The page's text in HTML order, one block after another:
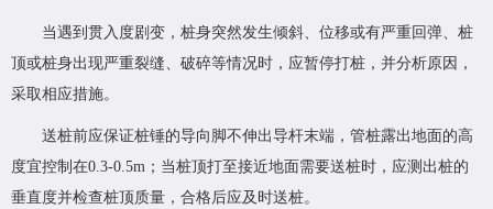
当遇到贯入度剧变，桩身突然发生倾斜、位移或有严重回弹、桩
顶或桩身出现严重裂缝、破碎等情况时，应暂停打桩，并分析原因，
采取相应措施。
送桩前应保证桩锤的导向脚不伸出导杆末端，管桩露出地面的高
度宜控制在0.3-0.5m；当桩顶打至接近地面需要送桩时，应测出桩的
垂直度并检查桩顶质量，合格后应及时送桩。